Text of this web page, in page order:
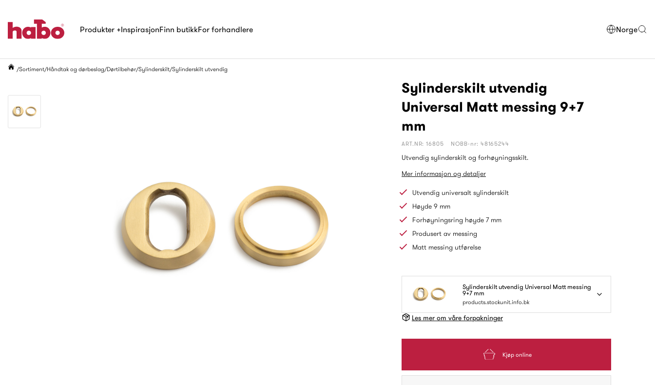
Produkter +InspirasjonFinn butikkFor forhandlere Norge
Sortiment Håndtak og dørbeslag Dørtilbehør Sylinderskilt Sylinderskilt utvendig
Sylinderskilt utvendig
Universal Matt messing 9+7
mm
ART.NR: 16805 NOBB-nr: 48165244
Utvendig sylinderskilt og forhøyningsskilt.
Mer informasjon og detaljer
Utvendig universalt sylinderskilt
Høyde 9 mm
Forhøyningsring høyde 7 mm
Produsert av messing
Matt messing utførelse
Sylinderskilt utvendig Universal Matt messing
9+7 mm
products.stockunit.info.bk
Les mer om våre forpakninger
Kjøp online